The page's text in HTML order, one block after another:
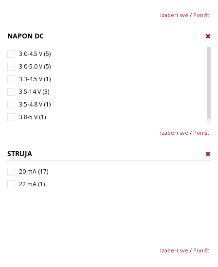
Izaberi sve / Poništi
NAPON DC
3.0-4.5 V (5)
3.0-5.0 V (5)
3.3-4.5 V (1)
3.5-14 V (3)
3.5-4.8 V (1)
3.8-5 V (1)
Izaberi sve / Poništi
STRUJA
20 mA (17)
22 mA (1)
Izaberi sve / Poništi